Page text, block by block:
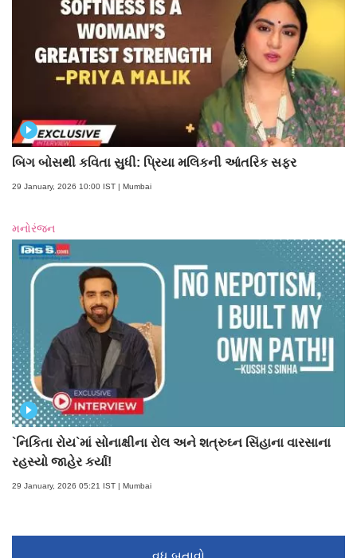
બિગ બોસથી કવિતા સુધી: પ્રિયા મલિકની આંતરિક સફર
29 January, 2026 10:00 IST | Mumbai
મનોરંજન
`નિકિતા રોય`માં સોનાક્ષીના રોલ અને શત્રુઘ્ન સિંહાના વારસાના
રહસ્યો જાહેર કર્યા!
29 January, 2026 05:21 IST | Mumbai